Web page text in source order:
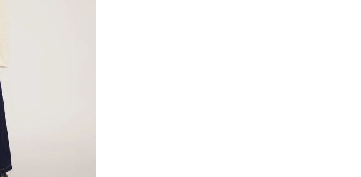
verlanglijst toe te